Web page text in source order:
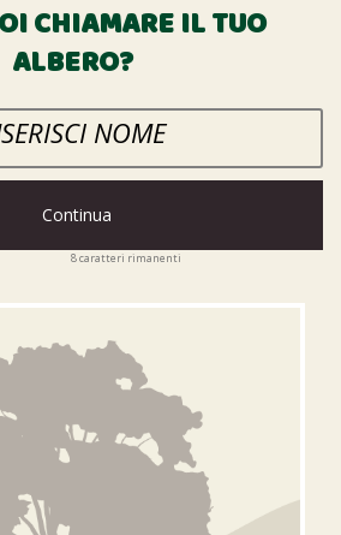
CHIAMARE IL TUO
ALBERO?
Continua
8caratteri rimanenti